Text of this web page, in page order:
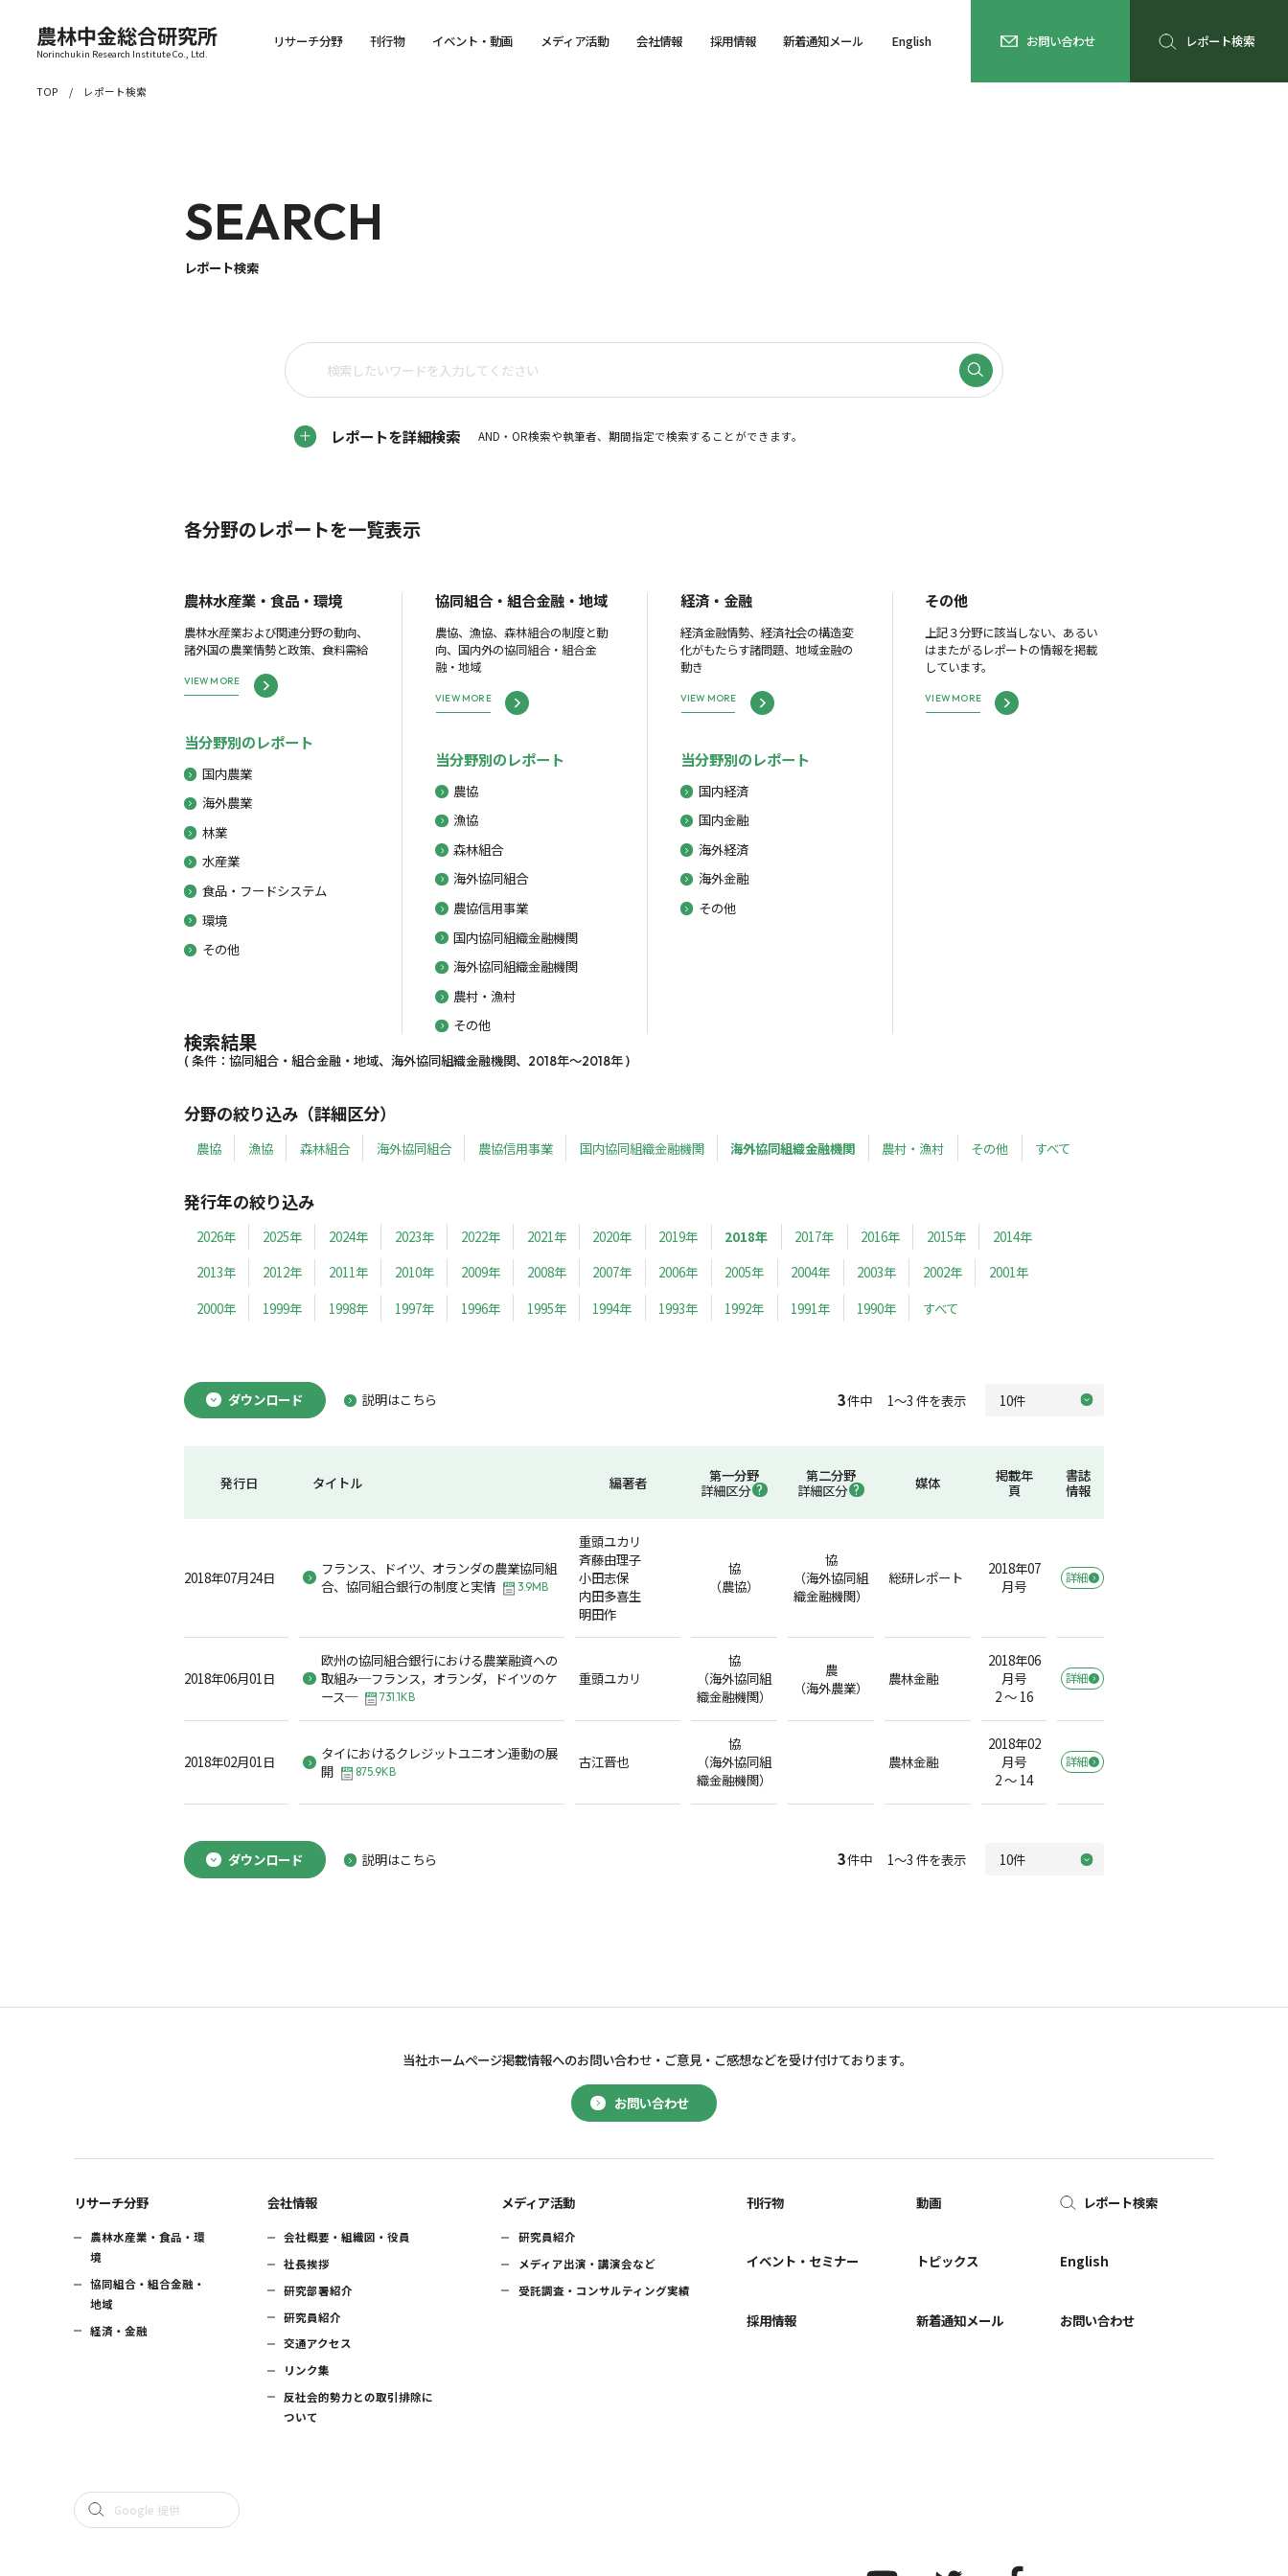
農林中金総合研究所
Norinchukin Research Institute Co., Ltd.
リサーチ分野 刊行物 イベント・動画 メディア活動 会社情報 採用情報 新着通知メール English お問い合わせ レポート検索
TOP レポート検索
SEARCH
レポート検索
レポートを詳細検索 AND・OR検索や執筆者、期間指定で検索することができます。
各分野のレポートを一覧表示
農林水産業・食品・環境
農林水産業および関連分野の動向、
諸外国の農業情勢と政策、食料需給
VIEW MORE
当分野別のレポート
国内農業
海外農業
林業
水産業
食品・フードシステム
環境
その他
協同組合・組合金融・地域
農協、漁協、森林組合の制度と動
向、国内外の協同組合・組合金
融・地域
VIEW MORE
当分野別のレポート
農協
漁協
森林組合
海外協同組合
農協信用事業
国内協同組織金融機関
海外協同組織金融機関
農村・漁村
その他
経済・金融
経済金融情勢、経済社会の構造変
化がもたらす諸問題、地域金融の
動き
VIEW MORE
当分野別のレポート
国内経済
国内金融
海外経済
海外金融
その他
その他
上記３分野に該当しない、あるい
はまたがるレポートの情報を掲載
しています。
VIEW MORE
検索結果
( 条件：協同組合・組合金融・地域、海外協同組織金融機関、2018年～2018年 )
分野の絞り込み（詳細区分）
農協 漁協 森林組合 海外協同組合 農協信用事業 国内協同組織金融機関 海外協同組織金融機関 農村・漁村 その他 すべて
発行年の絞り込み
2026年 2025年 2024年 2023年 2022年 2021年 2020年 2019年 2018年 2017年 2016年 2015年
2014年
2013年
2012年 2011年 2010年 2009年 2008年 2007年 2006年 2005年 2004年 2003年 2002年
2001年
2000年
1999年 1998年 1997年 1996年 1995年 1994年 1993年 1992年 1991年 1990年 すべて
ダウンロード 説明はこちら 3件中 1～3 件を表示
発行日 タイトル 編著者
第一分野
詳細区分
第二分野
詳細区分
媒体
掲載年
頁
書誌
情報
2018年07月24日
フランス、ドイツ、オランダの農業協同組
合、協同組合銀行の制度と実情
3.9MB
重頭ユカリ
斉藤由理子
小田志保
内田多喜生
明田作
協
（農協）
協
（海外協同組
織金融機関）
総研レポート
2018年07
月号
詳細
2018年06月01日
欧州の協同組合銀行における農業融資への
取組み─フランス，オランダ，ドイツのケ
ース─
731.1KB
重頭ユカリ
協
（海外協同組
織金融機関）
農
（海外農業）
農林金融
2018年06
月号
2 ～ 16
詳細
2018年02月01日
タイにおけるクレジットユニオン運動の展
開
875.9KB
古江晋也
協
（海外協同組
織金融機関）
農林金融
2018年02
月号
2 ～ 14
詳細
ダウンロード 説明はこちら 3件中 1～3 件を表示
お問い合わせ
当社ホームページ掲載情報へのお問い合わせ・ ご意見・ご感想などを受け付けております。
リサーチ分野
農林水産業・食品・環
境
協同組合・組合金融・
地域
経済・金融
会社情報
会社概要・組織図・役員
社長挨拶
研究部署紹介
研究員紹介
交通アクセス
リンク集
反社会的勢力との取引排除に
ついて
メディア活動
研究員紹介
メディア出演・講演会など
受託調査・コンサルティング実績
刊行物
イベント・セミナー
採用情報
動画
トピックス
新着通知メール
レポート検索
English
お問い合わせ